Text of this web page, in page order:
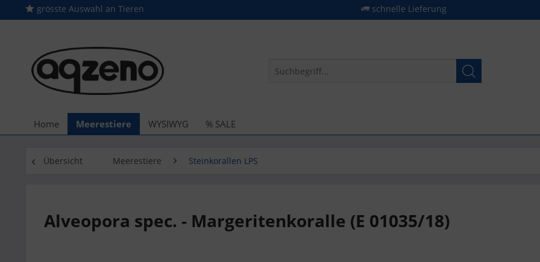
grösste Auswahl an Tieren schnelle Lieferung
Home Meerestiere WYSIWYG % SALE
Übersicht Meerestiere Steinkorallen LPS
Alveopora spec. - Margeritenkoralle (E 01035/18)